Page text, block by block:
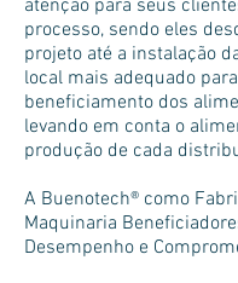
atenção para seus
processo, sendo eles
projeto até a instalação
local mais adequado
beneficiamento dos
levando em conta o
produção de cada
A Buenotech® como
Maquinaria
Desempenho e